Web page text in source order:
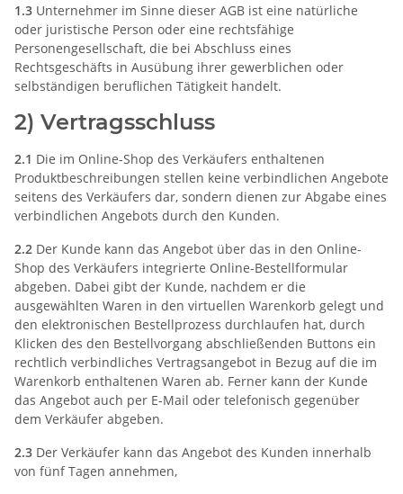
1.3 Unternehmer im Sinne dieser AGB ist eine natürliche
oder juristische Person oder eine rechtsfähige
Personengesellschaft, die bei Abschluss eines
Rechtsgeschäfts in Ausübung ihrer gewerblichen oder
selbständigen beruflichen Tätigkeit handelt.
2) Vertragsschluss
2.1 Die im Online-Shop des Verkäufers enthaltenen
Produktbeschreibungen stellen keine verbindlichen Angebote
seitens des Verkäufers dar, sondern dienen zur Abgabe eines
verbindlichen Angebots durch den Kunden.
2.2 Der Kunde kann das Angebot über das in den Online-
Shop des Verkäufers integrierte Online-Bestellformular
abgeben. Dabei gibt der Kunde, nachdem er die
ausgewählten Waren in den virtuellen Warenkorb gelegt und
den elektronischen Bestellprozess durchlaufen hat, durch
Klicken des den Bestellvorgang abschließenden Buttons ein
rechtlich verbindliches Vertragsangebot in Bezug auf die im
Warenkorb enthaltenen Waren ab. Ferner kann der Kunde
das Angebot auch per E-Mail oder telefonisch gegenüber
dem Verkäufer abgeben.
2.3 Der Verkäufer kann das Angebot des Kunden innerhalb
von fünf Tagen annehmen,